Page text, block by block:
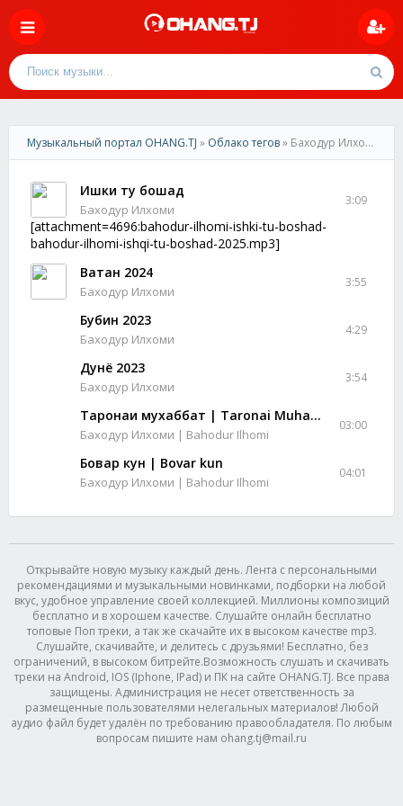
Музыкальный портал OHANG.TJ » Облако тегов» Баходур Илхоми
Ишки ту бошад
Баходур Илхоми
3:09
[attachment=4696:bahodur-ilhomi-ishki-tu-boshad-
bahodur-ilhomi-ishqi-tu-boshad-2025.mp3]
Ватан 2024
Баходур Илхоми
3:55
Бубин 2023
Баходур Илхоми
4:29
Дунё 2023
Баходур Илхоми
3:54
Таронаи мухаббат | Taronai Muhabbat
Баходур Илхоми | Bahodur Ilhomi
03:00
Бовар кун | Bovar kun
Баходур Илхоми | Bahodur Ilhomi
04:01
Открывайте новую музыку каждый день. Лента с персональными
рекомендациями и музыкальными новинками, подборки на любой
вкус, удобное управление своей коллекцией. Миллионы композиций
бесплатно и в хорошем качестве. Слушайте онлайн бесплатно
топовые Поп треки, а так же скачайте их в высоком качестве mp3.
Слушайте, скачивайте, и делитесь с друзьями! Бесплатно, без
ограничений, в высоком битрейте.Возможность слушать и скачивать
треки на Android, IOS (Iphone, IPad) и ПК на сайте OHANG.TJ. Все права
защищены. Администрация не несет ответственность за
размещенные пользователями нелегальных материалов! Любой
аудио файл будет удалён по требованию правообладателя. По любым
вопросам пишите нам ohang.tj@mail.ru